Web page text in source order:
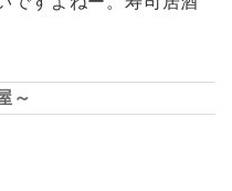
～